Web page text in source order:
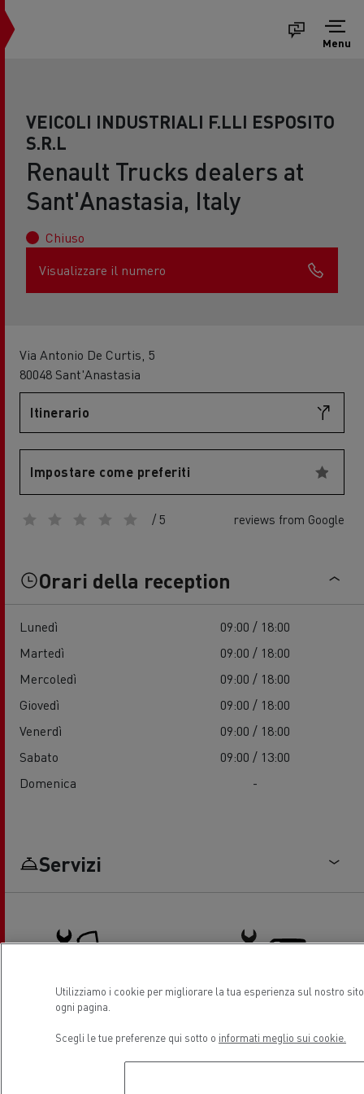
Menu
VEICOLI INDUSTRIALI F.LLI ESPOSITO
S.R.L
Renault Trucks dealers at
Sant'Anastasia, Italy
Chiuso
Visualizzare il numero
Via Antonio De Curtis, 5
80048 Sant'Anastasia
Itinerario
Impostare come preferiti
/ 5 reviews from Google
Orari della reception
Lunedì
09:00 / 18:00
Martedì
09:00 / 18:00
Mercoledì
09:00 / 18:00
Giovedì
09:00 / 18:00
Venerdì
09:00 / 18:00
Sabato
09:00 / 13:00
Domenica
-
Servizi
Commerciali
Utilizziamo i cookie per migliorare la tua esperienza sul nostro
ogni pagina.
Scegli le tue preferenze qui sotto o informati meglio sui cookie.